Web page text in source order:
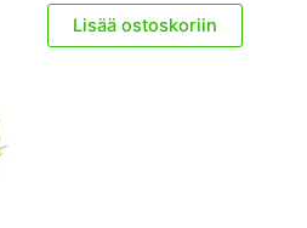
Lisää ostoskoriin